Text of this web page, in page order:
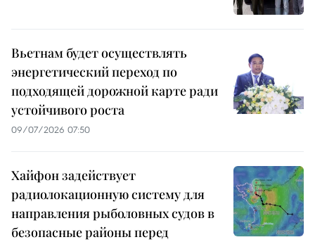
Вьетнам будет осуществлять
энергетический переход по
подходящей дорожной карте ради
устойчивого роста
09/07/2026 07:50
Хайфон задействует
радиолокационную систему для
направления рыболовных судов в
безопасные районы перед